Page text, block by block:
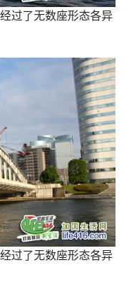
过了无数座形态各异
过了无数座形态各异